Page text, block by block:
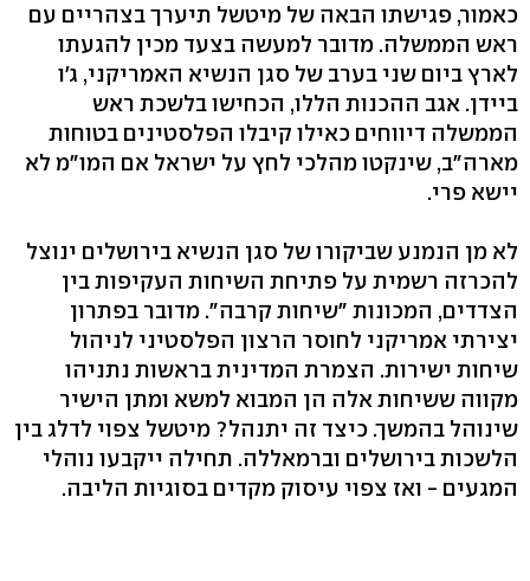
כאמור, פגישתו הבאה של מיטשל תיערך בצהריים עם
ראש הממשלה. מדובר למעשה בצעד מכין להגעתו
לארץ ביום שני בערב של סגן הנשיא האמריקני, ג'ו
ביידן. אגב ההכנות הללו, הכחישו בלשכת ראש
הממשלה דיווחים כאילו קיבלו הפלסטינים בטוחות
מארה"ב, שינקטו מהלכי לחץ על ישראל אם המו"מ לא
יישא פרי.
לא מן הנמנע שביקורו של סגן הנשיא בירושלים ינוצל
להכרזה רשמית על פתיחת השיחות העקיפות בין
הצדדים, המכונות "שיחות קרבה". מדובר בפתרון
יצירתי אמריקני לחוסר הרצון הפלסטיני לניהול
שיחות ישירות. הצמרת המדינית בראשות נתניהו
מקווה ששיחות אלה הן המבוא למשא ומתן הישיר
שינוהל בהמשך. כיצד זה יתנהל? מיטשל צפוי לדלג בין
הלשכות בירושלים וברמאללה. תחילה ייקבעו נוהלי
המגעים - ואז צפוי עיסוק מקדים בסוגיות הליבה.